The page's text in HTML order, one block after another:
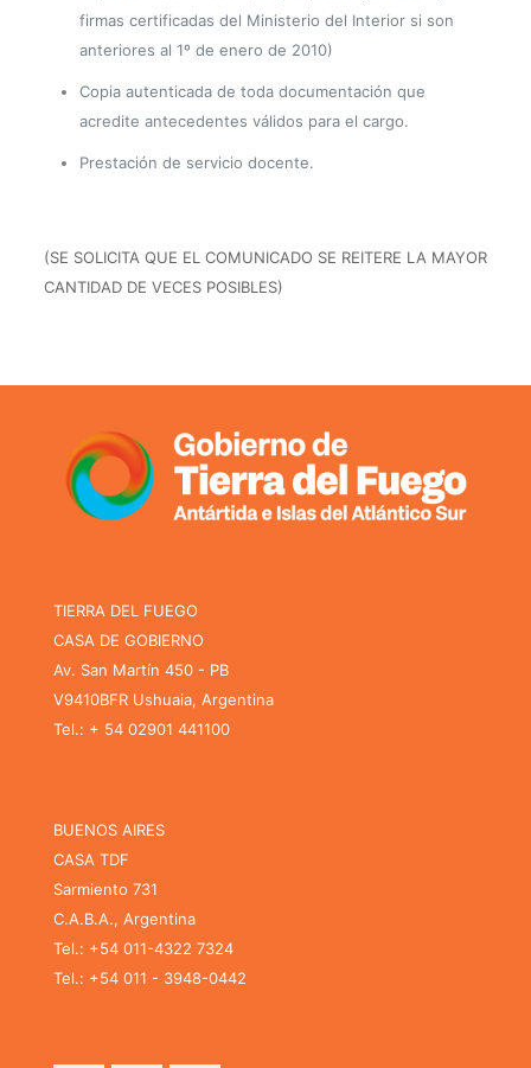
firmas certificadas del Ministerio del Interior si son
anteriores al 1º de enero de 2010)
Copia autenticada de toda documentación que
acredite antecedentes válidos para el cargo.
Prestación de servicio docente.
(SE SOLICITA QUE EL COMUNICADO SE REITERE LA MAYOR
CANTIDAD DE VECES POSIBLES)
TIERRA DEL FUEGO
CASA DE GOBIERNO
Av. San Martín 450 - PB
V9410BFR Ushuaia, Argentina
Tel.: + 54 02901 441100
BUENOS AIRES
CASA TDF
Sarmiento 731
C.A.B.A., Argentina
Tel.: +54 011-4322 7324
Tel.: +54 011 - 3948-0442